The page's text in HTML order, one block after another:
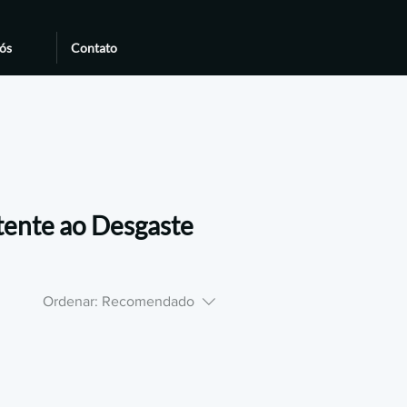
Contato
ao Desgaste
Ordenar: Recomendado